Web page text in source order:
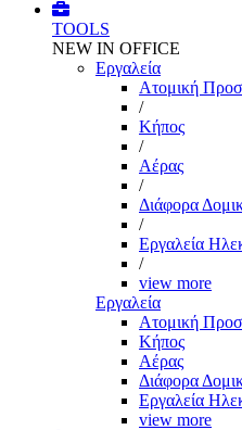
TOOLS
NEW IN OFFICE
Εργαλεία
Aτομική
/
Kήπος
/
Αέρας
/
Διάφορα
/
Εργαλεία
/
view more
Εργαλεία
Aτομική
Kήπος
Αέρας
Διάφορα
Εργαλεία
view more